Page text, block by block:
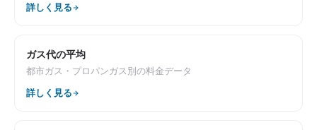
詳しく見る
ガス代の平均
都市ガス・プロパンガス別の料金データ
詳しく見る